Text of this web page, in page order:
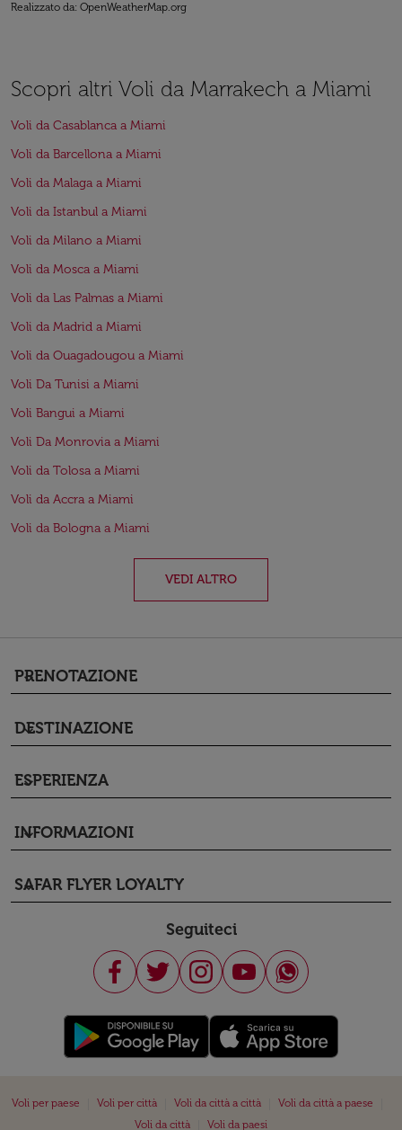
Realizzato da: OpenWeatherMap.org
Scopri altri Voli da Marrakech a Miami
Voli da Casablanca a Miami
Voli da Barcellona a Miami
Voli da Malaga a Miami
Voli da Istanbul a Miami
Voli da Milano a Miami
Voli da Mosca a Miami
Voli da Las Palmas a Miami
Voli da Madrid a Miami
Voli da Ouagadougou a Miami
Voli Da Tunisi a Miami
Voli Bangui a Miami
Voli Da Monrovia a Miami
Voli da Tolosa a Miami
Voli da Accra a Miami
Voli da Bologna a Miami
VEDI ALTRO
PRENOTAZIONE
keyboard_arrow_down
DESTINAZIONE
keyboard_arrow_down
ESPERIENZA
keyboard_arrow_down
INFORMAZIONI
keyboard_arrow_down
SAFAR FLYER LOYALTY
keyboard_arrow_down
Seguiteci
Voli per paese Voli per città Voli da città a città Voli da città a paese
Voli da città
Voli da paesi